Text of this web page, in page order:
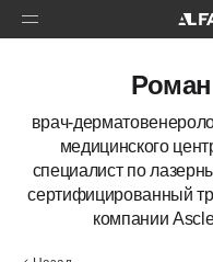
врач-
медицинского
специалист по
сертифицированный
компании